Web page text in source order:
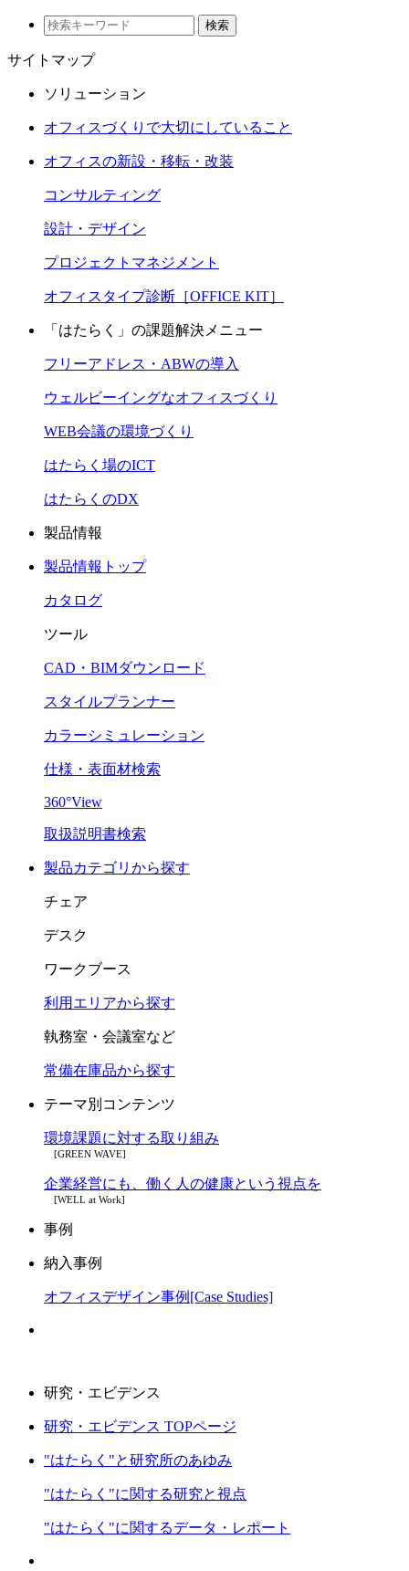
検索
サイトマップ
ソリューション
オフィスづくりで大切にしていること
オフィスの新設・移転・改装
コンサルティング
設計・デザイン
プロジェクトマネジメント
オフィスタイプ診断［OFFICE KIT］
「はたらく」の課題解決メニュー
フリーアドレス・ABWの導入
ウェルビーイングなオフィスづくり
WEB会議の環境づくり
はたらく場のICT
はたらくのDX
製品情報
製品情報トップ
カタログ
ツール
CAD・BIMダウンロード
スタイルプランナー
カラーシミュレーション
仕様・表面材検索
360°View
取扱説明書検索
製品カテゴリから探す
チェア
デスク
ワークブース
利用エリアから探す
執務室・会議室など
常備在庫品から探す
テーマ別コンテンツ
環境課題に対する取り組み
[GREEN WAVE]
企業経営にも、働く人の健康という視点を
[WELL at Work]
事例
納入事例
オフィスデザイン事例[Case Studies]
研究・エビデンス
研究・エビデンス TOPページ
"はたらく"と研究所のあゆみ
"はたらく"に関する研究と視点
"はたらく"に関するデータ・レポート